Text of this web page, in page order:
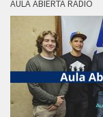
AULA ABIERTA RADIO